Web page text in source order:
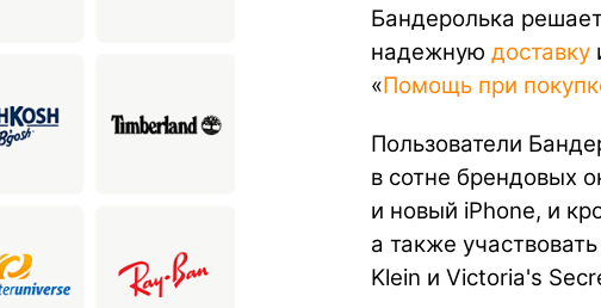
Бандеролька
надежную доставку
«Помощь при
Пользователи
в сотне брендовых
и новый iPhone, и
а также
Klein и Victoria's